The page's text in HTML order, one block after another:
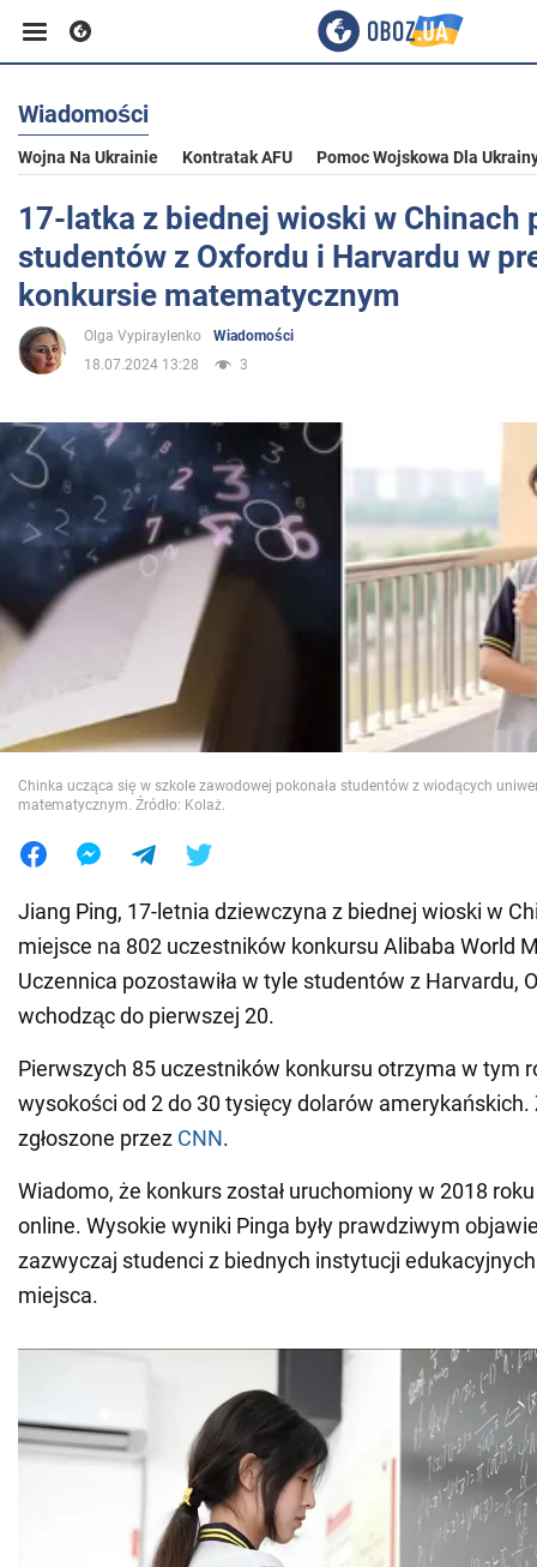
Biznes
Sport
Rozrywka
Życie
Polityka
Społeczeństwo
Wojna na Ukrainie
Jedzenie
Wiadomości
Wojna Na Ukrainie Kontratak AFU Pomoc Wojskowa Dla
17-latka z biednej wioski w Chinach
studentów z Oxfordu i Harvardu w
konkursie matematycznym
Olga Vypiraylenko
Wiadomości
18.07.2024 13:28
3
Chinka ucząca się w szkole zawodowej pokonała studentów z wiodących
matematycznym. Źródło: Kolaż.
Jiang Ping, 17-letnia dziewczyna z biednej wioski w
miejsce na 802 uczestników konkursu Alibaba World
Uczennica pozostawiła w tyle studentów z Harvardu,
wchodząc do pierwszej 20.
Pierwszych 85 uczestników konkursu otrzyma w tym
wysokości od 2 do 30 tysięcy dolarów amerykańskich.
zgłoszone przez CNN.
Wiadomo, że konkurs został uruchomiony w 2018
online. Wysokie wyniki Pinga były prawdziwym
zazwyczaj studenci z biednych instytucji
miejsca.